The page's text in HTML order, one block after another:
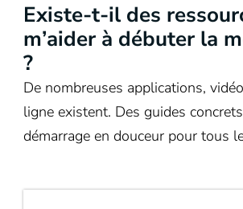
Existe-t-il des
m’aider à débuter la
?
De nombreuses applications,
ligne existent. Des guides
démarrage en douceur pour tous